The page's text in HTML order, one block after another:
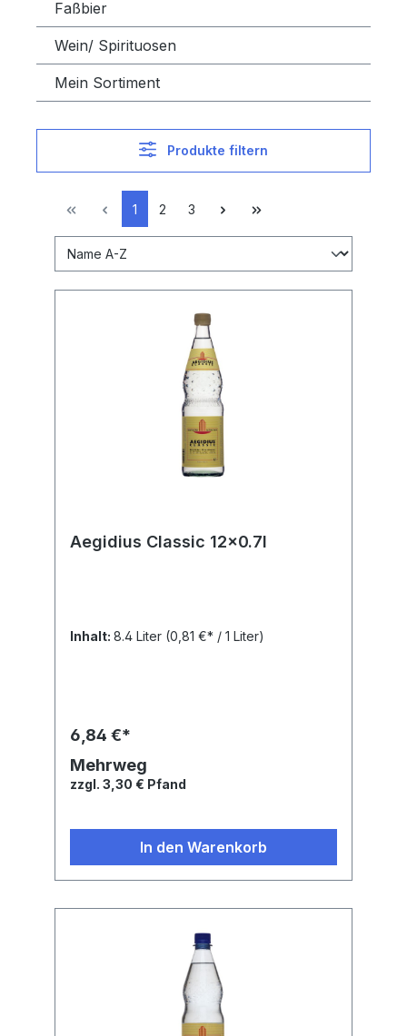
Faßbier
Wein/ Spirituosen
Mein Sortiment
Produkte filtern
1 2 3
Aegidius Classic 12x0.7l
Inhalt: 8.4 Liter (0,81 €* / 1 Liter)
6,84 €*
Mehrweg
zzgl. 3,30 € Pfand
In den Warenkorb